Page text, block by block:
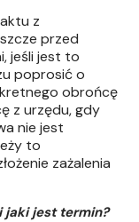
z
przed
jeśli jest to
poprosić o
obrońcę
z urzędu, gdy
nie jest
to
zażalenia
jaki jest termin?